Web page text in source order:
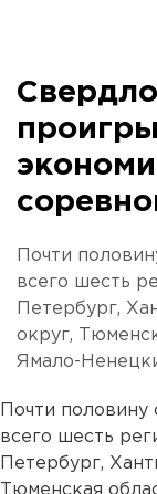
Почти
всего шесть
Петербург,
округ,
Ямало-
Почти
всего шесть
Петербург,
Тюменская